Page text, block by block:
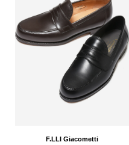
F.LLI Giacometti